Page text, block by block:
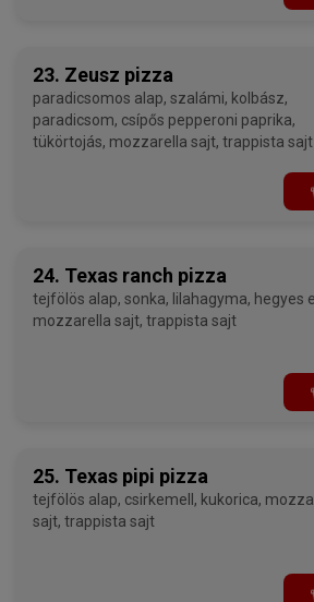
23. Zeusz pizza
paradicsomos alap, szalámi, kolbász,
paradicsom, csípős pepperoni paprika,
tükörtojás, mozzarella sajt, trappista sajt
24. Texas ranch pizza
tejfölös alap, sonka, lilahagyma, hegyes erős,
mozzarella sajt, trappista sajt
25. Texas pipi pizza
tejfölös alap, csirkemell, kukorica, mozzarella
sajt, trappista sajt